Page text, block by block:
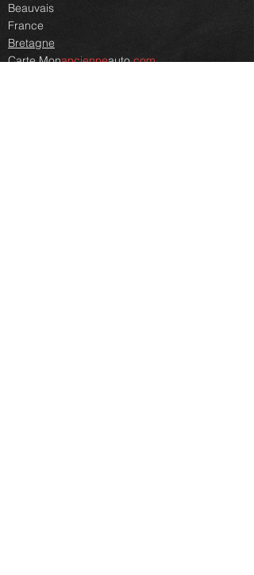
Beauvais
France
Bretagne
CarteMonancienneauto.com